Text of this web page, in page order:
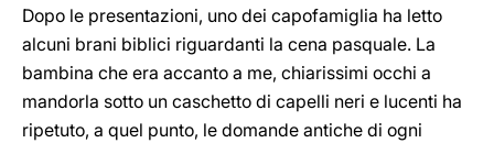
Dopo le presentazioni, uno dei capofamiglia ha letto
alcuni brani biblici riguardanti la cena pasquale. La
bambina che era accanto a me, chiarissimi occhi a
mandorla sotto un caschetto di capelli neri e lucenti ha
ripetuto, a quel punto, le domande antiche di ogni